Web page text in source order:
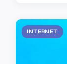
INTERNET